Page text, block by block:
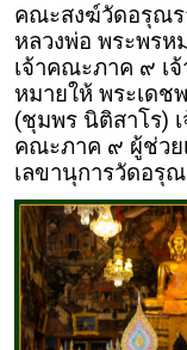
คณะสงฆ์วัดอรุณร
หลวงพ่อ พระพรห
เจ้าคณะภาค ๙ เ
หมายให้ พระเด
(ชุมพร นิติสาโร)
คณะภาค ๙ ผู้ช่วย
เลขานุการวัดอรุ